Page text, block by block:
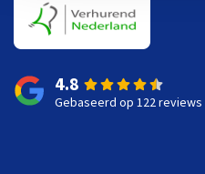
4.8
Gebaseerd op 122 reviews